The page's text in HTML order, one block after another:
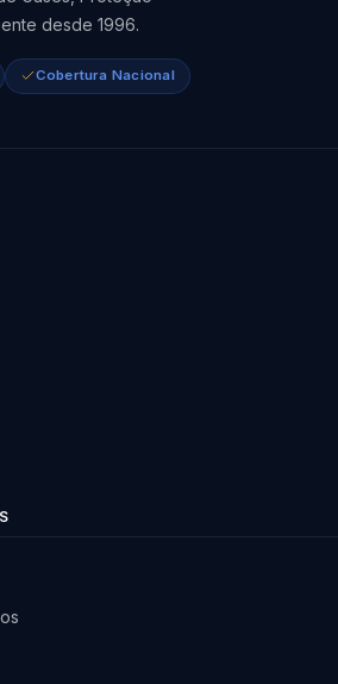
desde 1996.
Cobertura Nacional